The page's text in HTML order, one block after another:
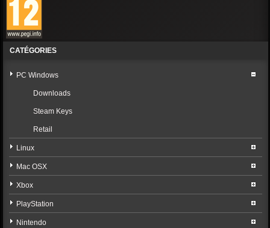
CATÉGORIES
PC Windows
Downloads
Steam Keys
Retail
Linux
Mac OSX
Xbox
PlayStation
Nintendo